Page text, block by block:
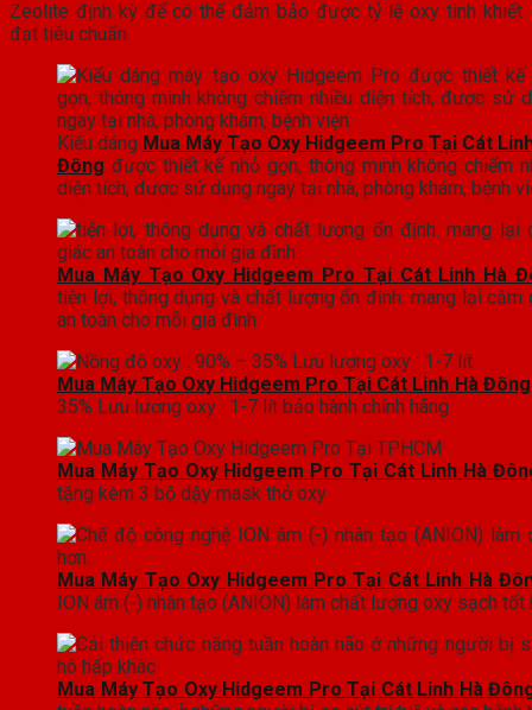
Zeolite định kỳ để có thể đảm bảo được tỷ lệ oxy tinh khiết
đạt tiêu chuẩn.
Kiểu dáng Mua Máy Tạo Oxy Hidgeem Pro Tại Cát
Đông được thiết kế nhỏ gọn, thông minh không chiếm
diện tích, được sử dụng ngay tại nhà, phòng khám, bệnh
Mua Máy Tạo Oxy Hidgeem Pro Tại Cát Linh Hà
tiện lợi, thông dụng và chất lượng ổn định. mang lại cảm
an toàn cho mỗi gia đình
Mua Máy Tạo Oxy Hidgeem Pro Tại Cát Linh Hà Đông
35% Lưu lượng oxy : 1-7 lít bảo hành chính hãng
Mua Máy Tạo Oxy Hidgeem Pro Tại Cát Linh Hà
tặng kèm 3 bộ dậy mask thở oxy
Mua Máy Tạo Oxy Hidgeem Pro Tại Cát Linh Hà
ION âm (-) nhân tạo (ANION) làm chất lượng oxy sạch tốt
Mua Máy Tạo Oxy Hidgeem Pro Tại Cát Linh Hà